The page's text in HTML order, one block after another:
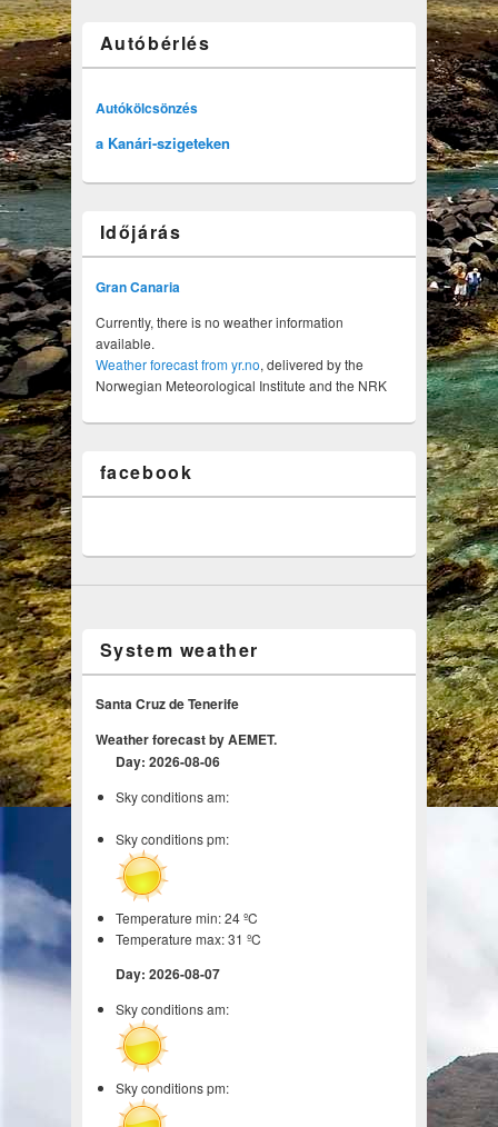
Autóbérlés
Autókölcsönzés
a Kanári-szigeteken
Időjárás
Gran Canaria
Currently, there is no weather information
available.
Weather forecast from yr.no, delivered by the
Norwegian Meteorological Institute and the NRK
facebook
System weather
Santa Cruz de Tenerife
Weather forecast by AEMET.
Day: 2026-08-06
Sky conditions am:
Sky conditions pm:
Temperature min: 24 ºC
Temperature max: 31 ºC
Day: 2026-08-07
Sky conditions am:
Sky conditions pm: